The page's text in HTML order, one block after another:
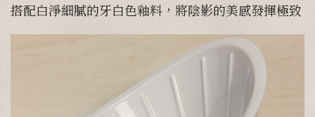
搭配白淨細膩的牙白色釉料，將陰影的美感發揮極致